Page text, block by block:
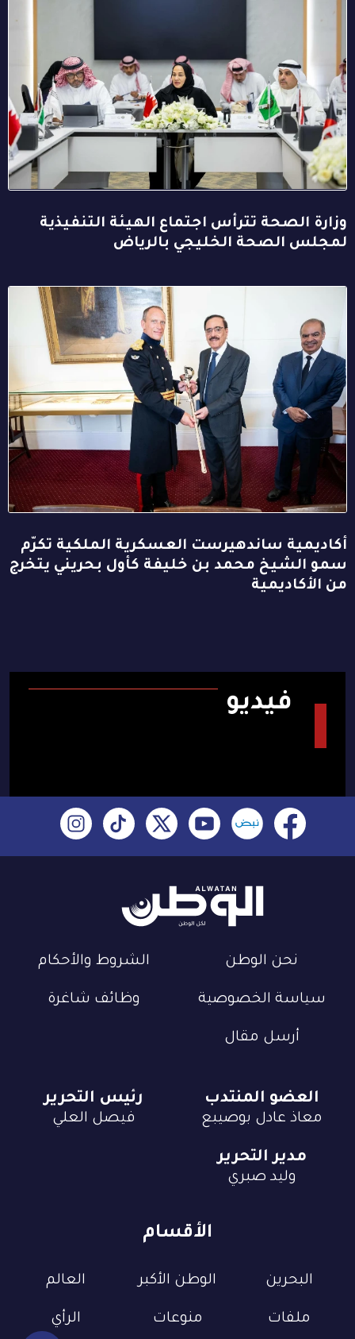
وزارة الصحة تترأس اجتماع الهيئة التنفيذية
لمجلس الصحة الخليجي بالرياض
أكاديمية ساندهيرست العسكرية الملكية تكرّم
سمو الشيخ محمد بن خليفة كأول بحريني يتخرج
من الأكاديمية
فيديو
نحن الوطن الشروط والأحكام
سياسة الخصوصية وظائف شاغرة
أرسل مقال
الأقسام
البحرين الوطن الأكبر العالم
ملفات منوعات الرأي
العضو المنتدب
معاذ عادل بوصيبع
رئيس التحرير
فيصل العلي
مدير التحرير
وليد صبري